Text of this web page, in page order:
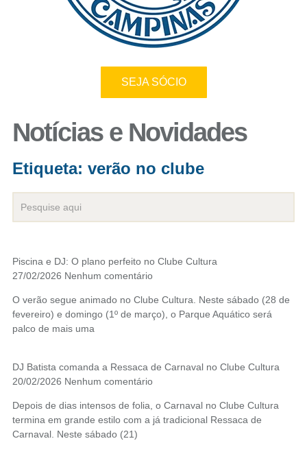
SEJA SÓCIO
Notícias e Novidades
Etiqueta: verão no clube
Piscina e DJ: O plano perfeito no Clube Cultura
27/02/2026 Nenhum comentário
O verão segue animado no Clube Cultura. Neste sábado (28 de
fevereiro) e domingo (1º de março), o Parque Aquático será
palco de mais uma
DJ Batista comanda a Ressaca de Carnaval no Clube Cultura
20/02/2026 Nenhum comentário
Depois de dias intensos de folia, o Carnaval no Clube Cultura
termina em grande estilo com a já tradicional Ressaca de
Carnaval. Neste sábado (21)